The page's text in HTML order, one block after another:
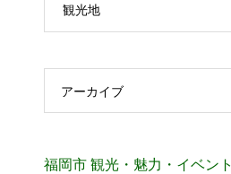
観光地
アーカイブ
福岡市 観光・魅力・イベント